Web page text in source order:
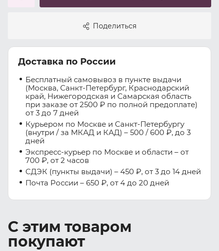
Поделиться
Доставка по России
Бесплатный самовывоз в пункте выдачи
(Москва, Санкт-Петербург, Краснодарский
край, Нижегородская и Самарская область
при заказе от 2500 ₽ по полной предоплате)
от 3 до 7 дней
Курьером по Москве и Санкт-Петербургу
(внутри / за МКАД и КАД) – 500 / 600 ₽, до 3
дней
Экспресс-курьер по Москве и области – от
700 ₽, от 2 часов
СДЭК (пункты выдачи) – 450 ₽, от 3 до 14 дней
Почта России – 650 ₽, от 4 до 20 дней
С этим товаром
покупают